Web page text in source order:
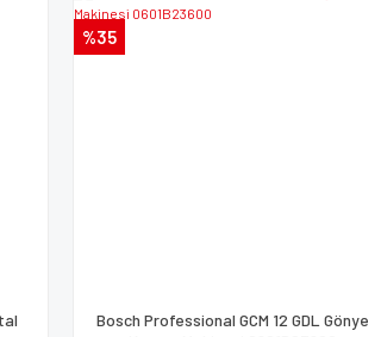
%35
Bosch Professional GCM 12 GDL Gönye